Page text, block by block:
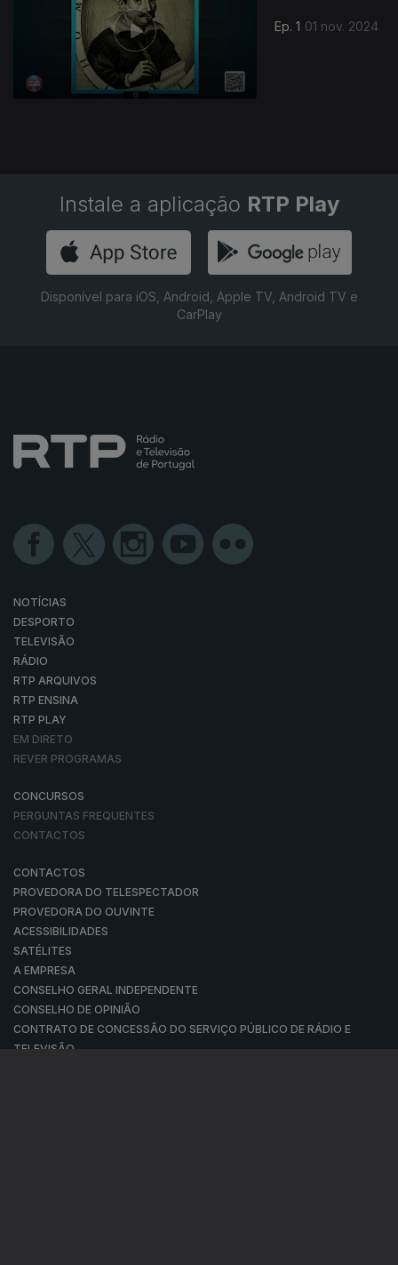
Ep. 1 01 nov. 2024
Instale a aplicação RTP Play
Disponível para iOS, Android, Apple TV, Android TV e
CarPlay
NOTÍCIAS
DESPORTO
TELEVISÃO
RÁDIO
RTP ARQUIVOS
RTP ENSINA
RTP PLAY
EM DIRETO
REVER PROGRAMAS
CONCURSOS
PERGUNTAS FREQUENTES
CONTACTOS
CONTACTOS
PROVEDORA DO TELESPECTADOR
PROVEDORA DO OUVINTE
ACESSIBILIDADES
SATÉLITES
A EMPRESA
CONSELHO GERAL INDEPENDENTE
CONSELHO DE OPINIÃO
CONTRATO DE CONCESSÃO DO SERVIÇO PÚBLICO DE RÁDIO E
TELEVISÃO